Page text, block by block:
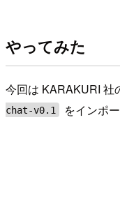
やってみた
今回は KARAKURI 社
chat-v0.1
をインポ